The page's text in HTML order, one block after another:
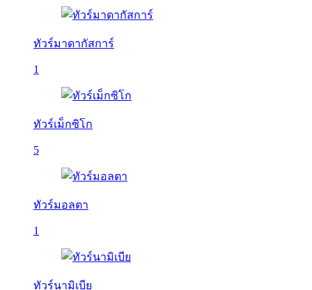
ทัวร์มาดากัสการ์
1
ทัวร์เม็กซิโก
5
ทัวร์มอลตา
1
ทัวร์นามิเบีย